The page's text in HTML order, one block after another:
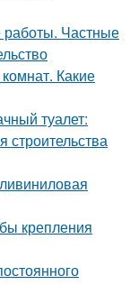
работы. Частные
Какие
туалет:
строительства
крепления